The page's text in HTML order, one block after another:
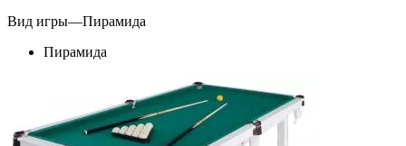
Вид игры—Пирамида
Пирамида